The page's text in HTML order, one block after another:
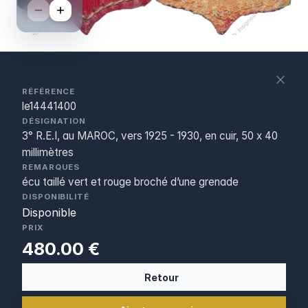
RÉFÉRENCE
le14441400
DÉSIGNATION
3° R.E.I, au MAROC, vers 1925 - 1930, en cuir, 50 x 40
millimètres
REMARQUES
écu taillé vert et rouge broché d’une grenade
DISPONIBILITÉ
Disponible
PRIX
480.00 €
Retour